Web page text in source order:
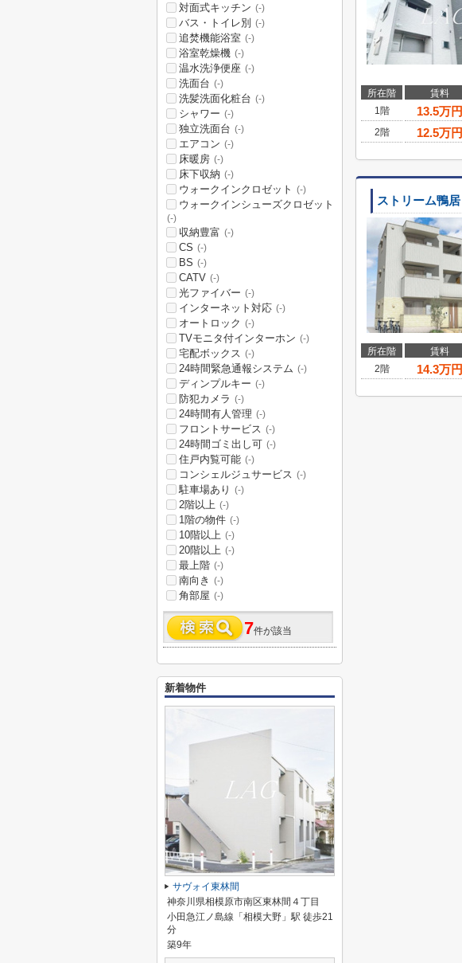
所在階 賃料
1階
13.5万円
2階
12.5万円
ストリーム鴨居
所在階 賃料
2階
14.3万円
対面式キッチン (-)
バス・トイレ別 (-)
追焚機能浴室 (-)
浴室乾燥機 (-)
温水洗浄便座 (-)
洗面台 (-)
洗髪洗面化粧台 (-)
シャワー (-)
独立洗面台 (-)
エアコン (-)
床暖房 (-)
床下収納 (-)
ウォークインクロゼット (-)
ウォークインシューズクロゼット
(-)
収納豊富 (-)
CS (-)
BS (-)
CATV (-)
光ファイバー (-)
インターネット対応 (-)
オートロック (-)
TVモニタ付インターホン (-)
宅配ボックス (-)
24時間緊急通報システム (-)
ディンプルキー (-)
防犯カメラ (-)
24時間有人管理 (-)
フロントサービス (-)
24時間ゴミ出し可 (-)
住戸内覧可能 (-)
コンシェルジュサービス (-)
駐車場あり (-)
2階以上 (-)
1階の物件 (-)
10階以上 (-)
20階以上 (-)
最上階 (-)
南向き (-)
角部屋 (-)
7件が該当
新着物件
サヴォイ東林間
神奈川県相模原市南区東林間４丁目
小田急江ノ島線「相模大野」駅 徒歩21
分
築9年